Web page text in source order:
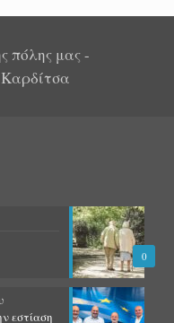
πόλης μας -
0
εστίαση